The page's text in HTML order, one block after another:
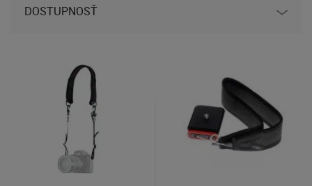
DOSTUPNOSŤ